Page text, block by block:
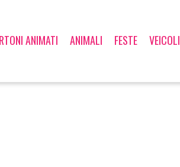
ANIMATI ANIMALI FESTE VEICOLI